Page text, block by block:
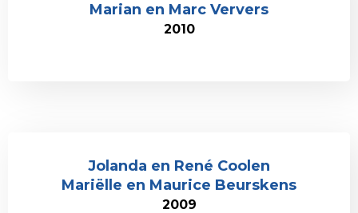
Marian en Marc Ververs
2010
Jolanda en René Coolen
Mariëlle en Maurice Beurskens
2009